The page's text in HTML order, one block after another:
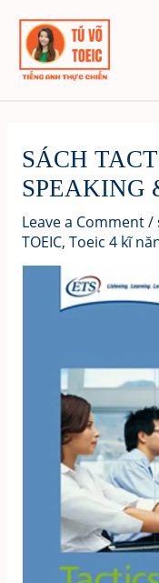
content
SÁCH
SPEAKING
Leave a Comment/
TOEIC, Toeic 4 kĩ